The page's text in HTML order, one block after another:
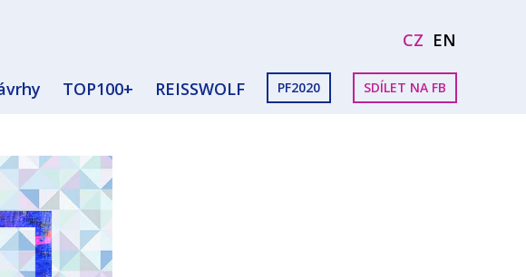
CZ EN
TOP100+ REISSWOLF PF2020 SDÍLET NA FB